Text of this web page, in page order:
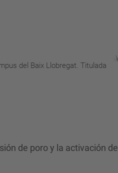
del Baix Llobregat. Titulada
de poro y la activación de